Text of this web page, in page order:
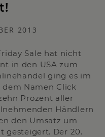
2013
Sale hat nicht
in den USA zum
ging es im
dem Namen Click
Prozent aller
Händlern
den Umsatz um
gesteigert. Der 20.